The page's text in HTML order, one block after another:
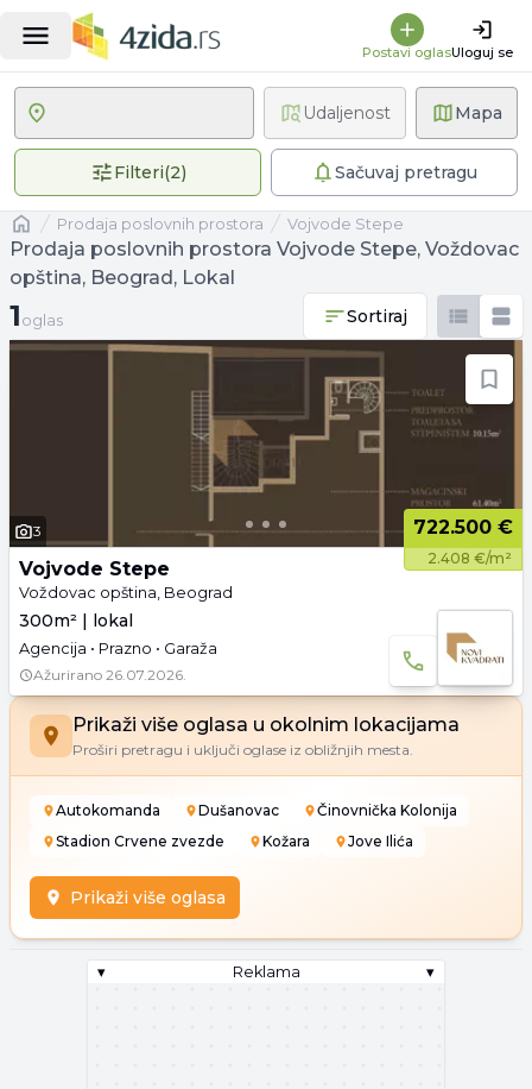
Postavi oglasUloguj se
Mapa
Filteri(2)2 primenjena filteraSačuvaj pretragu
Udaljenost
Naslovnaprodaja poslovnih prostora Vojvode Stepe
Prodaja poslovnih prostora Vojvode Stepe, Voždovac
opština, Beograd, Lokal
1 oglas
1 oglas Sortiraj
3 722.500 €
2.408 €/m²
Vojvode Stepe
Voždovac opština, Beograd
300m² | lokal
Agencija • Prazno • Garaža
Ažurirano 26.07.2026.
Prikaži više oglasa u okolnim lokacijama
Proširi pretragu i uključi oglase iz obližnjih mesta.
Autokomanda Dušanovac
Činovnička Kolonija
Stadion Crvene zvezde
Kožara Jove Ilića
Prikaži više oglasa
▾ Reklama ▾